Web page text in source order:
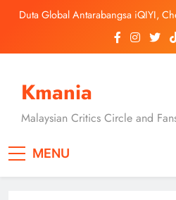
September Ini
‘Dibunuh atau Membunuh’: Filem
Jung Hae In dan Ha Young Terjerat
Pembohongan dan Buruan Ketua
SEUNGKWAN dan DINO
Duta Global Antarabangsa iQIYI,
Buat Penampilan Istimewa di Kuala
September Ini
Satukan Empat Negara Asia
Kmania
Malaysian Critics Circle and
MENU